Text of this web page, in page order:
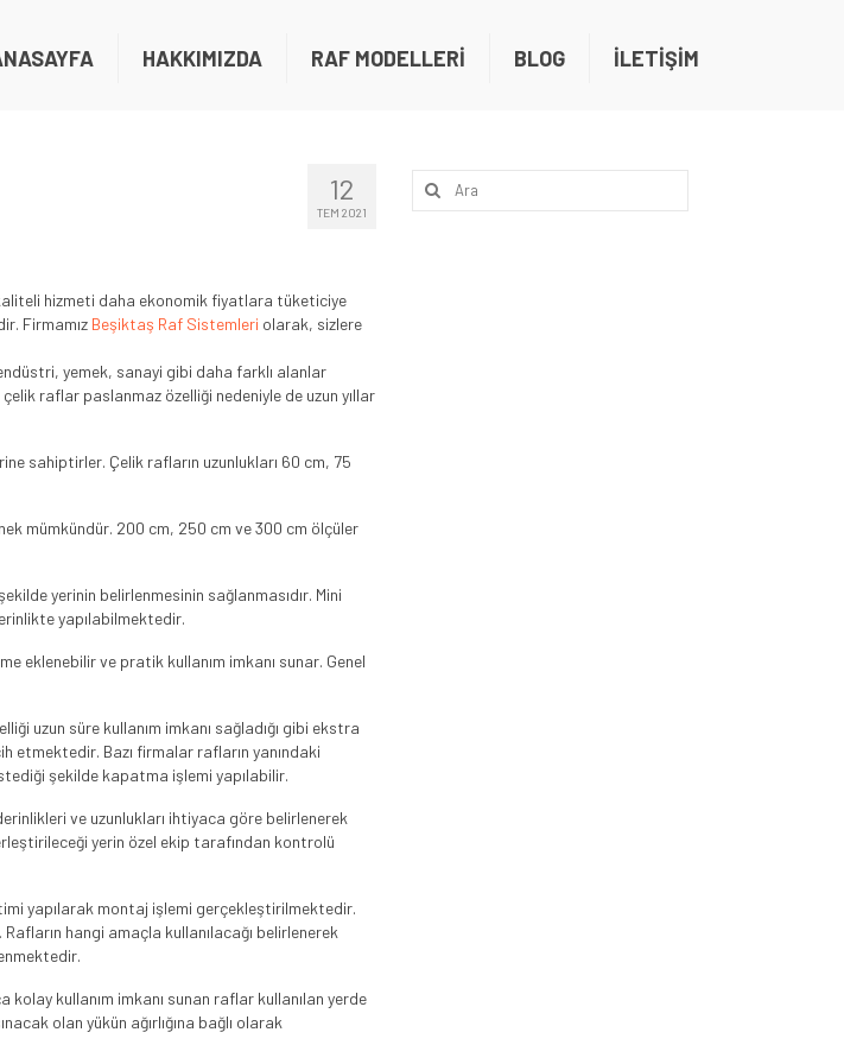
HAKKIMIZDA RAF MODELLERİ BLOG İLETİŞİM
12
TEM 2021
hizmeti daha ekonomik fiyatlara tüketiciye
Firmamız Beşiktaş Raf Sistemleri olarak, sizlere
yemek, sanayi gibi daha farklı alanlar
raflar paslanmaz özelliği nedeniyle de uzun yıllar
sahiptirler. Çelik rafların uzunlukları 60 cm, 75
mümkündür. 200 cm, 250 cm ve 300 cm ölçüler
yerinin belirlenmesinin sağlanmasıdır. Mini
yapılabilmektedir.
eklenebilir ve pratik kullanım imkanı sunar. Genel
uzun süre kullanım imkanı sağladığı gibi ekstra
etmektedir. Bazı firmalar rafların yanındaki
şekilde kapatma işlemi yapılabilir.
ve uzunlukları ihtiyaca göre belirlenerek
yerin özel ekip tarafından kontrolü
yapılarak montaj işlemi gerçekleştirilmektedir.
hangi amaçla kullanılacağı belirlenerek
kolay kullanım imkanı sunan raflar kullanılan yerde
olan yükün ağırlığına bağlı olarak
Şunu
ara: